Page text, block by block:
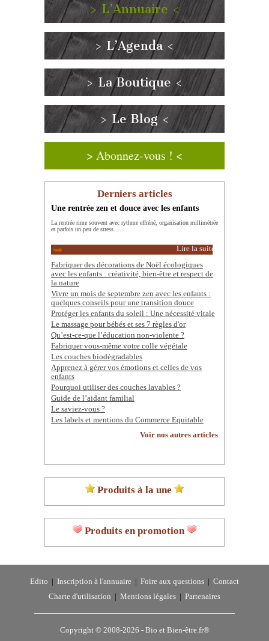
> L’Annuaire <
> L’Agenda <
> La Boutique <
> Le Blog <
> Abonnez-vous ! <
Derniers articles
Une rentrée zen et douce avec les enfants
La rentrée rime souvent avec rythme effréné, organisation millimétrée
et parfois un peu de stress…...
Lire la suite
Fabriquer des décorations de Noël écologiques
avec les enfants : créativité, bien-être et respect de
la nature
Vivre un mois de septembre zen avec les enfants :
quelques conseils pour une transition douce
Protéger les enfants du soleil : Une nécessité vitale
Le massage pour bébés et ses 7 règles d'or
Qu’est-ce-que l’éducation non-violente ?
Fabriquer vous-même votre colle végétale
Les couches biodégradables
Apprenez à gérer vos émotions et celles de vos
enfants
Pourquoi utiliser des couches lavables ?
Guide de l’aidant familial
Le saviez-vous ?
Les labels et mentions du Commerce Equitable
Voir nos autres articles
Produits à la une
Produits en promotion
Edito Inscription à l'annuaire Foire aux questions
Contact
Charte d'utilisation
Mentions légales Partenaires
Copyright © 2008-2026 - Bio et Bien-être.fr®